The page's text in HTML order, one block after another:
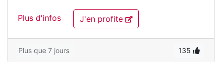
Plus d'infos J'en profite
Plus que 7 jours 135